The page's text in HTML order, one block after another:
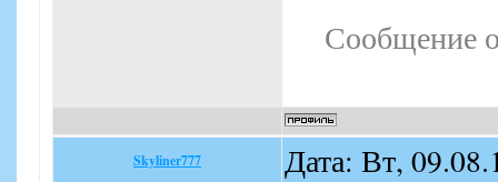
Сообщение
Skyliner777 Дата: Вт,